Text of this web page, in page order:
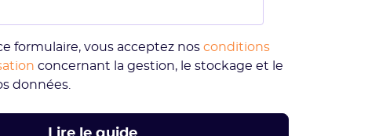
formulaire, vous acceptez nosconditions
concernant la gestion, le stockage et le
données.